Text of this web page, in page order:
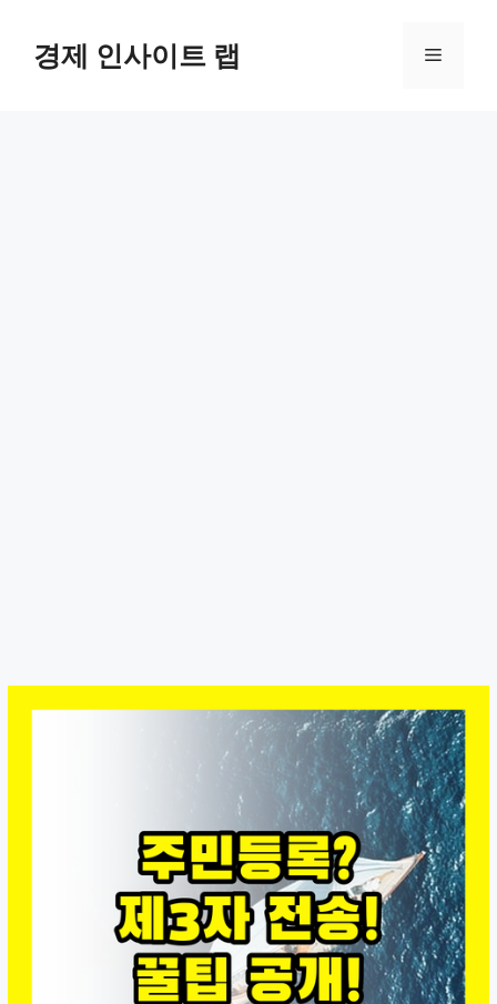
경제 인사이트 랩 메